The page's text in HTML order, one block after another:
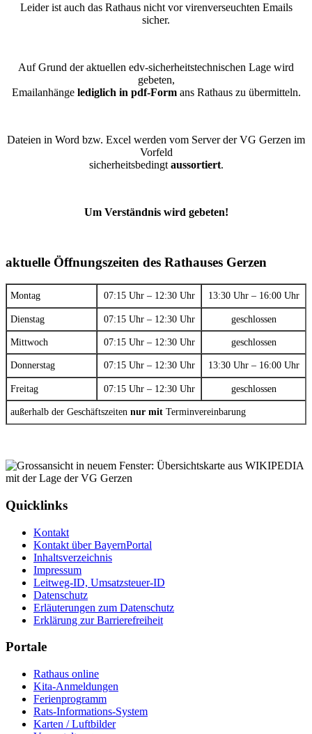
Leider ist auch das Rathaus nicht vor virenverseuchten Emails
sicher.
Auf Grund der aktuellen edv-sicherheitstechnischen Lage wird
gebeten,
Emailanhänge lediglich in pdf-Formans Rathaus zu übermitteln.
Dateien in Word bzw. Excel werden vom Server der VG Gerzen im
Vorfeld
sicherheitsbedingt aussortiert.
Um Verständnis wird gebeten!
aktuelle Öffnungszeiten des Rathauses Gerzen
Montag 07:15 Uhr – 12:30 Uhr 13:30 Uhr – 16:00 Uhr
Dienstag 07:15 Uhr – 12:30 Uhr geschlossen
Mittwoch 07:15 Uhr – 12:30 Uhr geschlossen
Donnerstag 07:15 Uhr – 12:30 Uhr 13:30 Uhr – 16:00 Uhr
Freitag 07:15 Uhr – 12:30 Uhr geschlossen
außerhalb der Geschäftszeiten nur mit Terminvereinbarung
Quicklinks
Kontakt
Kontakt über BayernPortal
Inhaltsverzeichnis
Impressum
Leitweg-ID, Umsatzsteuer-ID
Datenschutz
Erläuterungen zum Datenschutz
Erklärung zur Barrierefreiheit
Portale
Rathaus online
Kita-Anmeldungen
Ferienprogramm
Rats-Informations-System
Karten / Luftbilder